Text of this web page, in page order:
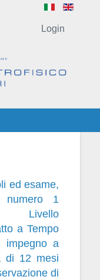
ed esame,
1
Livello
a Tempo
impegno a
di 12 mesi
di
Login